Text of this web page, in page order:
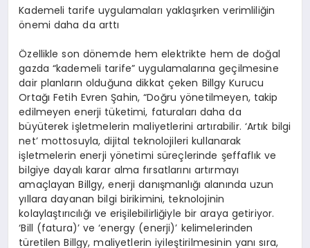
Kademeli tarife uygulamaları yaklaşırken verimliliğin
önemi daha da arttı
Özellikle son dönemde hem elektrikte hem de doğal
gazda “kademeli tarife” uygulamalarına geçilmesine
dair planların olduğuna dikkat çeken Billgy Kurucu
Ortağı Fetih Evren Şahin, “Doğru yönetilmeyen, takip
edilmeyen enerji tüketimi, faturaları daha da
büyüterek işletmelerin maliyetlerini artırabilir. ‘Artık bilgi
net’ mottosuyla, dijital teknolojileri kullanarak
işletmelerin enerji yönetimi süreçlerinde şeffaflık ve
bilgiye dayalı karar alma fırsatlarını artırmayı
amaçlayan Billgy, enerji danışmanlığı alanında uzun
yıllara dayanan bilgi birikimini, teknolojinin
kolaylaştırıcılığı ve erişilebilirliğiyle bir araya getiriyor.
‘Bill (fatura)’ ve ‘energy (enerji)’ kelimelerinden
türetilen Billgy, maliyetlerin iyileştirilmesinin yanı sıra,